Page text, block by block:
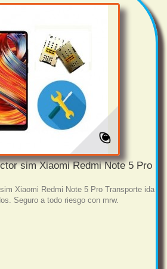
sim Xiaomi Redmi Note 5 Pro
Xiaomi Redmi Note 5 Pro Transporte ida
Seguro a todo riesgo con mrw.